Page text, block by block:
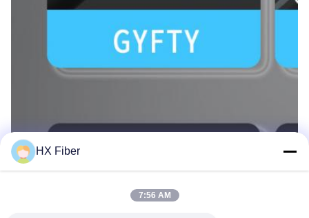
HX Fiber
7:56 AM